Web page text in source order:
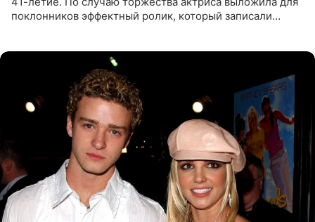
поклонников эффектный ролик, который записали